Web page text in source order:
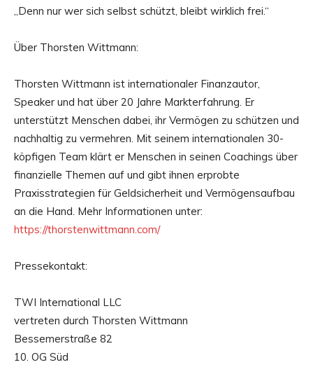
„Denn nur wer sich selbst schützt, bleibt wirklich frei.“
Über Thorsten Wittmann:
Thorsten Wittmann ist internationaler Finanzautor,
Speaker und hat über 20 Jahre Markterfahrung. Er
unterstützt Menschen dabei, ihr Vermögen zu schützen und
nachhaltig zu vermehren. Mit seinem internationalen 30-
köpfigen Team klärt er Menschen in seinen Coachings über
finanzielle Themen auf und gibt ihnen erprobte
Praxisstrategien für Geldsicherheit und Vermögensaufbau
an die Hand. Mehr Informationen unter:
https://thorstenwittmann.com/
Pressekontakt:
TWI International LLC
vertreten durch Thorsten Wittmann
Bessemerstraße 82
10. OG Süd